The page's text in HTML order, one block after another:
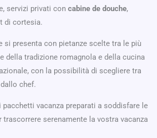
servizi privati con cabine de douche,
di cortesia.
si presenta con pietanze scelte tra le più
della tradizione romagnola e della cucina
con la possibilità di scegliere tra
chef.
vacanza preparati a soddisfare le
trascorrere serenamente la vostra vacanza